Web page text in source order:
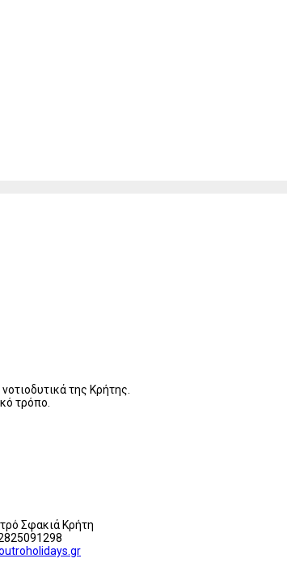
της Κρήτης.
τρόπο.
Σφακιά Κρήτη